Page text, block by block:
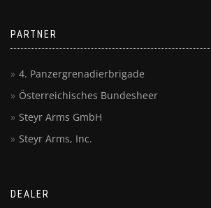
PARTNER
4. Panzergrenadierbrigade
Österreichisches Bundesheer
Steyr Arms GmbH
Steyr Arms, Inc.
DEALER